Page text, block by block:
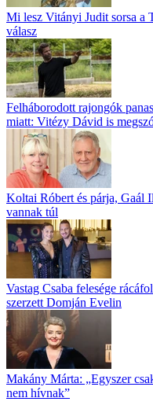
Mi lesz Vitányi Judit sorsa a
válasz
Felháborodott rajongók
miatt: Vitézy Dávid is
Koltai Róbert és párja, Gaál
vannak túl
Vastag Csaba felesége
szerzett Domján Evelin
Makány Márta: „Egyszer
nem hívnak”